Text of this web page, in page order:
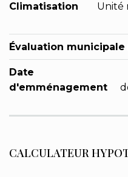
Climatisation
Unité
Évaluation municipale
Date
d'emménagement
CALCULATEUR